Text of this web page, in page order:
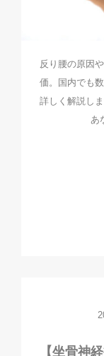
反り腰の原因
価。国内でも
詳しく解説し
あ
【坐骨神